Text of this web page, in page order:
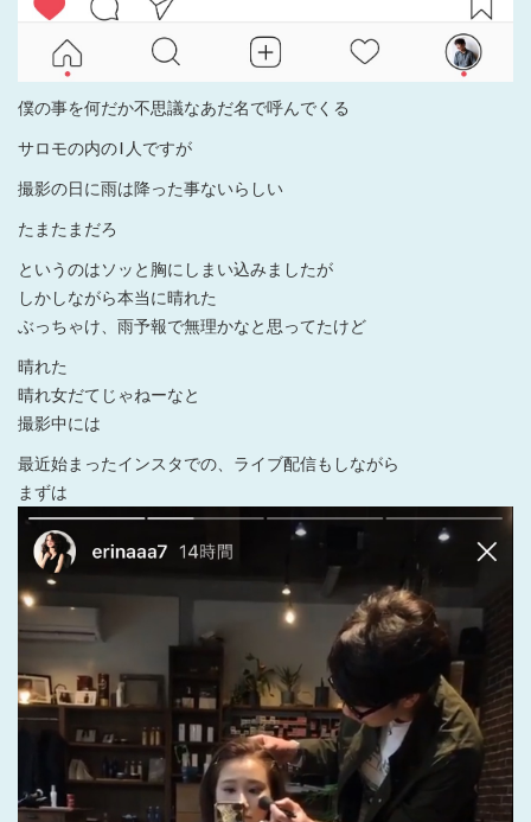
僕の事を何だか不思議なあだ名で呼んでくる
サロモの内の1人ですが
撮影の日に雨は降った事ないらしい
たまたまだろ
というのはソッと胸にしまい込みましたが
しかしながら本当に晴れた
ぶっちゃけ、雨予報で無理かなと思ってたけど
晴れた
晴れ女だてじゃねーなと
撮影中には
最近始まったインスタでの、ライブ配信もしながら
まずは